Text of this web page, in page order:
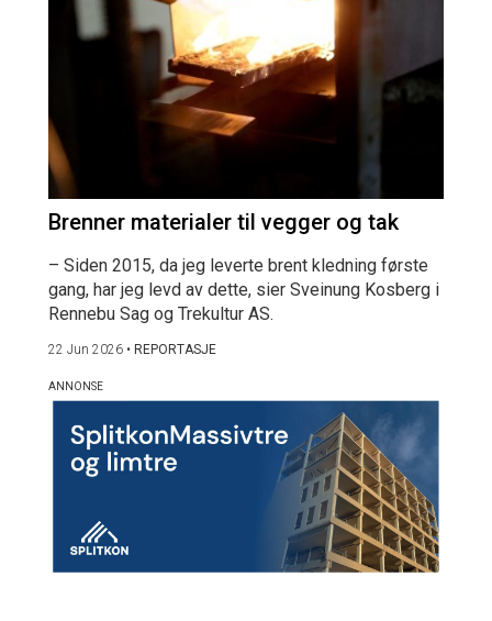
Brenner materialer til vegger og tak
– Siden 2015, da jeg leverte brent kledning første
gang, har jeg levd av dette, sier Sveinung Kosberg i
Rennebu Sag og Trekultur AS.
22 Jun 2026 • REPORTASJE